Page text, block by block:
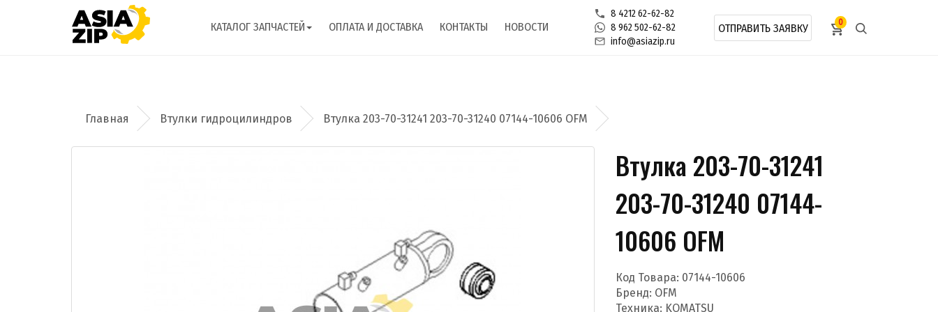
КАТАЛОГ ЗАПЧАСТЕЙ ОПЛАТА И ДОСТАВКА КОНТАКТЫ НОВОСТИ
8 4212 62-62-82
8 962 502-62-82
info@asiazip.ru
ОТПРАВИТЬ ЗАЯВКУ 0
Втулки гидроцилиндров Втулка 203-70-31241 203-70-31240 07144-10606 OFM
Втулка 203-70-31241
203-70-31240 07144-
10606 OFM
Код Товара: 07144-10606
Бренд: OFM
Техника: KOMATSU